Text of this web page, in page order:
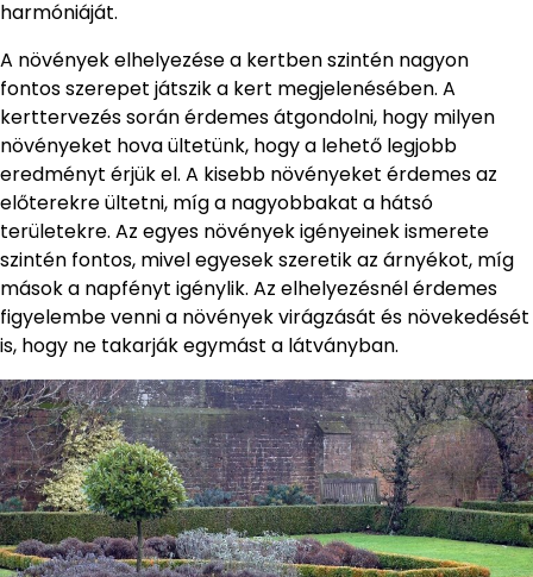
harmóniáját.
A növények elhelyezése a kertben szintén nagyon
fontos szerepet játszik a kert megjelenésében. A
kerttervezés során érdemes átgondolni, hogy milyen
növényeket hova ültetünk, hogy a lehető legjobb
eredményt érjük el. A kisebb növényeket érdemes az
előterekre ültetni, míg a nagyobbakat a hátsó
területekre. Az egyes növények igényeinek ismerete
szintén fontos, mivel egyesek szeretik az árnyékot, míg
mások a napfényt igénylik. Az elhelyezésnél érdemes
figyelembe venni a növények virágzását és növekedését
is, hogy ne takarják egymást a látványban.